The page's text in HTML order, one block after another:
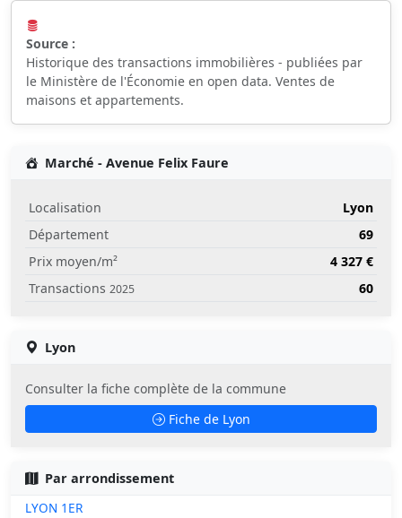
Source :
Historique des transactions immobilières - publiées par
le Ministère de l'Économie en open data. Ventes de
maisons et appartements.
Marché - Avenue Felix Faure
Localisation
Lyon
Département
69
Prix moyen/m²
4 327 €
Transactions 2025 60
Lyon
Consulter la fiche complète de la commune
Fiche de Lyon
Par arrondissement
LYON 1ER